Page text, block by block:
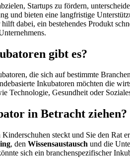
Startups zu fördern,
und bieten eine langfristige
dabei, ein bestehendes Produkt
gibt es?
die sich auf bestimmte
Inkubatoren möchten die
Technologie, Gesundheit oder
in Betracht ziehen?
steckt und Sie den Rat
, den Wissensaustausch und die
sich ein branchenspezifischer